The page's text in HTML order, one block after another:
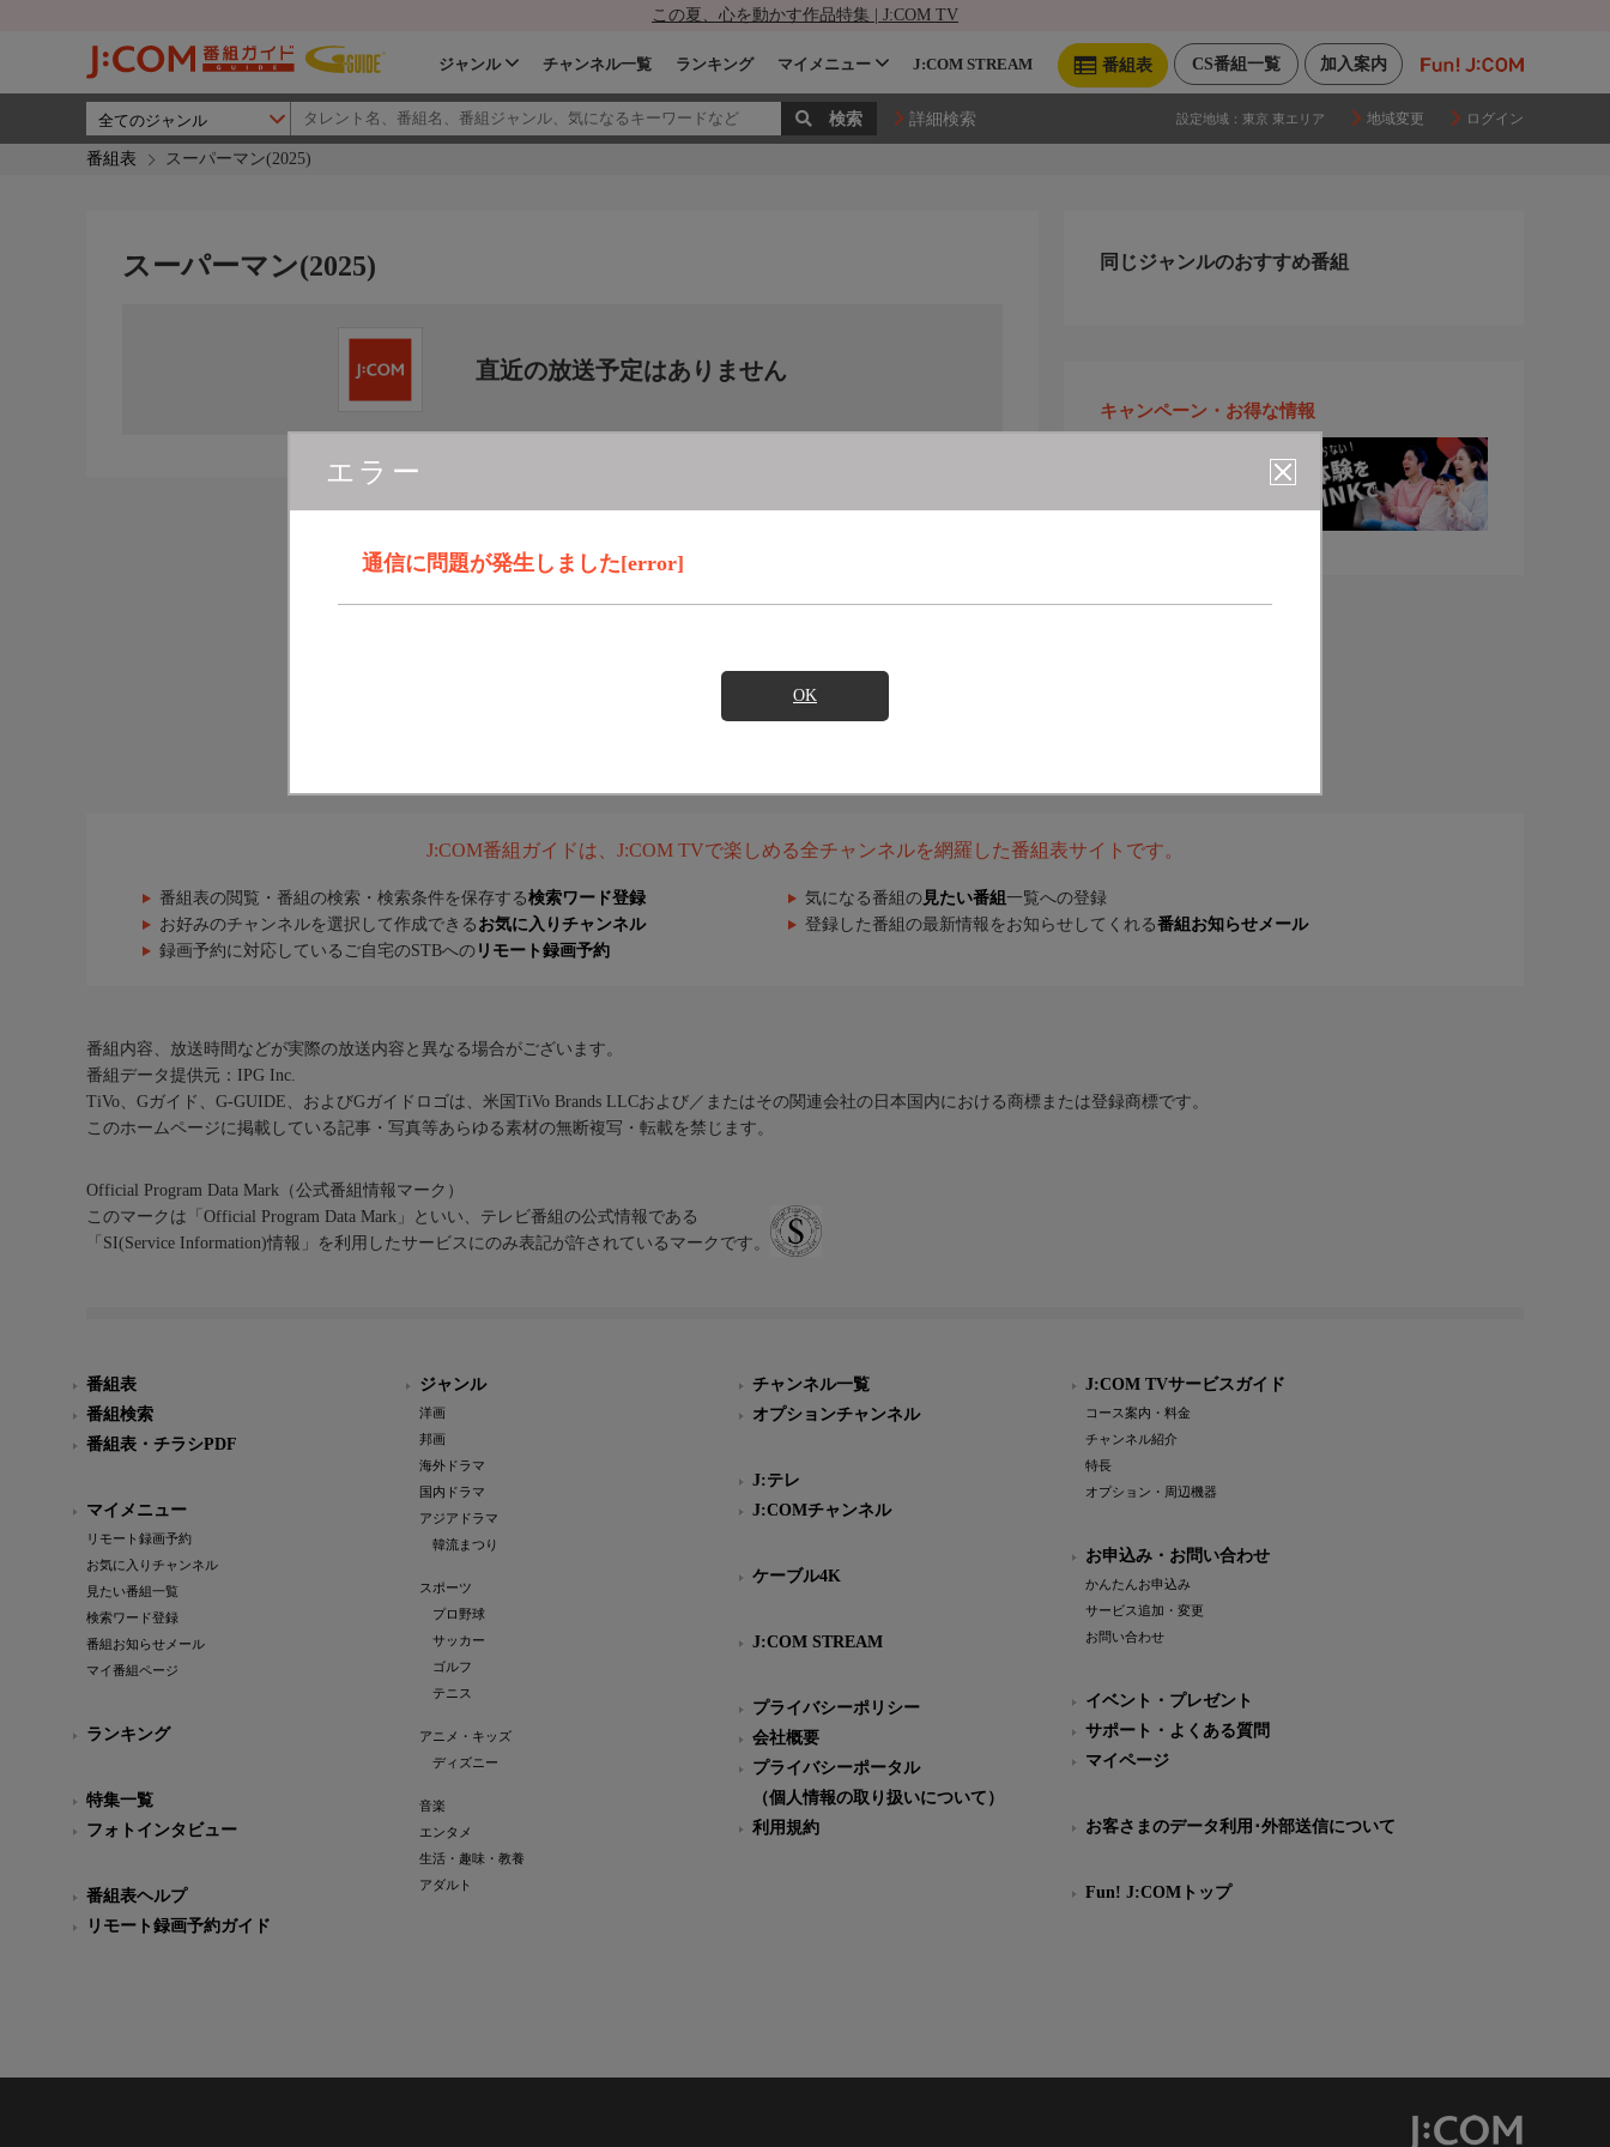
この夏、心を動かす作品特集 | J:COM TV
加入案内
CS番組一覧
番組表
ジャンル チャンネル一覧 ランキング マイメニュー J:COM STREAM
詳細検索 設定地域： 東京 東エリア 地域変更 ログイン
番組表 スーパーマン(2025)
エラー
通信に問題が発生しました[error]
OK
スーパーマン(2025)
直近の放送予定はありません
同じジャンルのおすすめ番組
キャンペーン・お得な情報
J:COM番組ガイドは、J:COM TVで楽しめる全チャンネルを網羅した番組表サイトです。
番組表の閲覧・番組の検索・検索条件を保存する検索ワード登録 気になる番組の 見たい番組 一覧への登録
お好みのチャンネルを選択して作成できる お気に入りチャンネル 登録した番組の最新情報をお知らせしてくれる番組お知らせメール
録画予約に対応しているご自宅のSTBへの リモート録画予約
番組内容、放送時間などが実際の放送内容と異なる場合がございます。
番組データ提供元：IPG Inc.
TiVo、Gガイド、G-GUIDE、およびGガイドロゴは、米国TiVo Brands LLCおよび／またはその関連会社の日本国内における商標または登録商標です。
このホームページに掲載している記事・写真等あらゆる素材の無断複写・転載を禁じます。
Official Program Data Mark（公式番組情報マーク）
このマークは「Official Program Data Mark」といい、テレビ番組の公式情報である
「SI(Service Information)情報」を利用したサービスにのみ表記が許されているマークです。
番組表
番組検索
番組表・チラシPDF
マイメニュー
リモート録画予約
お気に入りチャンネル
見たい番組一覧
検索ワード登録
番組お知らせメール
マイ番組ページ
ランキング
特集一覧
フォトインタビュー
番組表ヘルプ
リモート録画予約ガイド
ジャンル
洋画
邦画
海外ドラマ
国内ドラマ
アジアドラマ
韓流まつり
スポーツ
プロ野球
サッカー
ゴルフ
テニス
アニメ・キッズ
ディズニー
音楽
エンタメ
生活・趣味・教養
アダルト
チャンネル一覧
オプションチャンネル
J:テレ
J:COMチャンネル
ケーブル4K
J:COM STREAM
プライバシーポリシー
会社概要
プライバシーポータル
（個人情報の取り扱いについて）
利用規約
J:COM TVサービスガイド
コース案内・料金
チャンネル紹介
特長
オプション・周辺機器
お申込み・お問い合わせ
かんたんお申込み
サービス追加・変更
お問い合わせ
イベント・プレゼント
サポート・よくある質問
マイページ
お客さまのデータ利用･外部送信について
Fun! J:COMトップ